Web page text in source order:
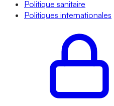
Politique sanitaire
Politiques internationales